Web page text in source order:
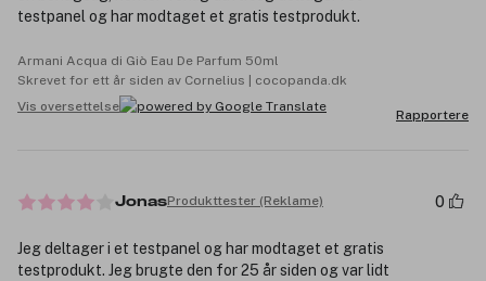
testpanel og har modtaget et gratis testprodukt.
Armani Acqua di Giò Eau De Parfum 50ml
Skrevet for ett år siden av Cornelius | cocopanda.dk
Vis oversettelse
Rapportere
JonasProdukttester (Reklame) 0
Jeg deltager i et testpanel og har modtaget et gratis
testprodukt. Jeg brugte den for 25 år siden og var lidt